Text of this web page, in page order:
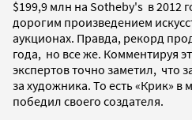
$199,9 млн на Sotheby's в 2012
дорогим произведением
аукционах. Правда, рекорд
года, но все же. Комментируя
экспертов точно заметил, что
за художника. То есть «Крик» в
победил своего создателя.